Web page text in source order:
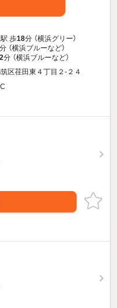
歩18分 （横浜グリー）
分 （横浜ブルーなど）
分 （横浜ブルーなど）
区荏田東４丁目２-２４